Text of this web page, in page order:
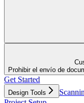
Prohibir el envío de
Get Started
Design Tools